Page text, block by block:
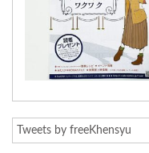
Tweets by freeKhensyu